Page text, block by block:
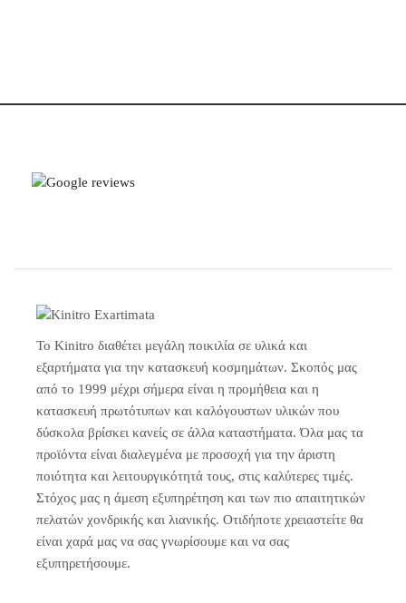
Το Kinitro διαθέτει μεγάλη ποικιλία σε υλικά και
εξαρτήματα για την κατασκευή κοσμημάτων. Σκοπός μας
από το 1999 μέχρι σήμερα είναι η προμήθεια και η
κατασκευή πρωτότυπων και καλόγουστων υλικών που
δύσκολα βρίσκει κανείς σε άλλα καταστήματα. Όλα μας τα
προϊόντα είναι διαλεγμένα με προσοχή για την άριστη
ποιότητα και λειτουργικότητά τους, στις καλύτερες τιμές.
Στόχος μας η άμεση εξυπηρέτηση και των πιο απαιτητικών
πελατών χονδρικής και λιανικής. Οτιδήποτε χρειαστείτε θα
είναι χαρά μας να σας γνωρίσουμε και να σας
εξυπηρετήσουμε.